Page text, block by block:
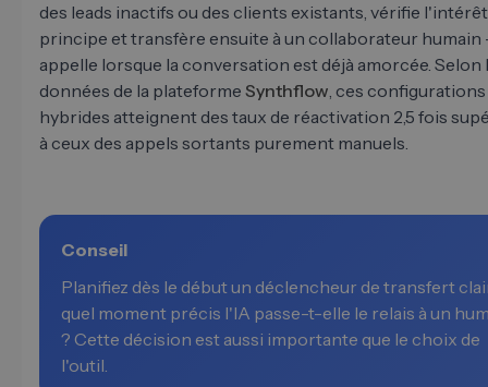
des leads inactifs ou des clients existants, vérifie
principe et transfère ensuite à un collaborateur humain
appelle lorsque la conversation est déjà amorcée. Selon
données de la plateforme Synthflow, ces configurations
hybrides atteignent des taux de réactivation 2,5 fois
à ceux des appels sortants purement manuels.
Conseil
Planifiez dès le début un déclencheur de transfert
quel moment précis l'IA passe-t-elle le relais à un
? Cette décision est aussi importante que le choix de
l'outil.